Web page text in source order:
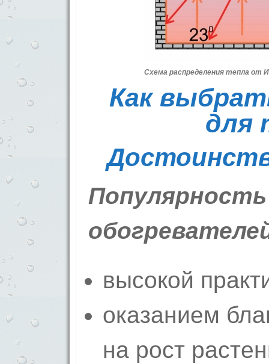
Схема распределения тепла от
Как
для
высокой
оказанием
на рост